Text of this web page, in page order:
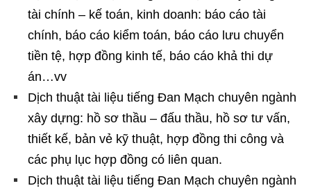
tài chính – kế toán, kinh doanh: báo cáo tài
chính, báo cáo kiểm toán, báo cáo lưu chuyển
tiền tệ, hợp đồng kinh tế, báo cáo khả thi dự
án…vv
Dịch thuật tài liệu tiếng Đan Mạch chuyên ngành
xây dựng: hồ sơ thầu – đấu thầu, hồ sơ tư vấn,
thiết kế, bản vẻ kỹ thuật, hợp đồng thi công và
các phụ lục hợp đồng có liên quan.
Dịch thuật tài liệu tiếng Đan Mạch chuyên ngành